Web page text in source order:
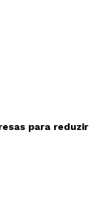
para reduzir